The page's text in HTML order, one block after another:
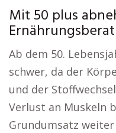
Mit 50 plus
Ab dem 50.
schwer, da der
und der
Verlust an Muskeln
Grundumsatz